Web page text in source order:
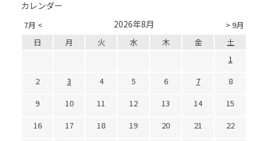
カレンダー
7月 < > 9月
2026年8月
日 月 火 水 木 金
土
1
2
3 4 5 6 7
8
9
10 11 12 13 14
15
16
17 18 19 20 21
22